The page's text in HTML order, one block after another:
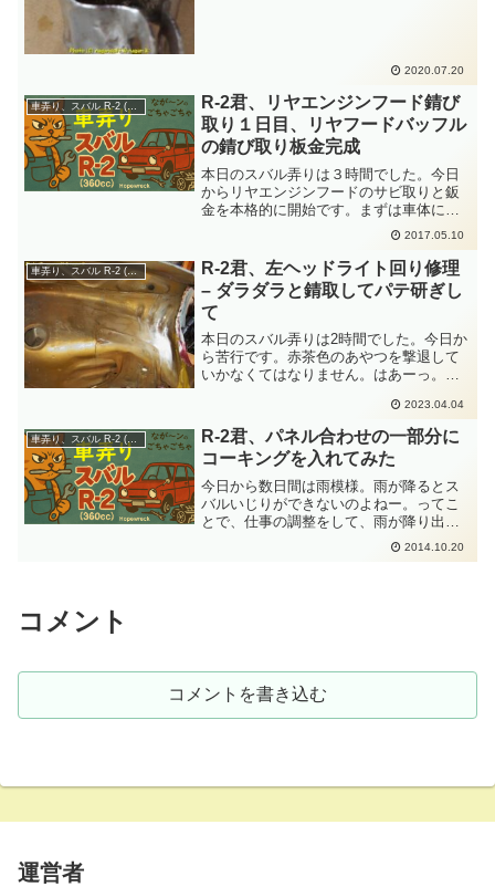
2020.07.20
R-2君、リヤエンジンフード錆び
取り１日目、リヤフードバッフル
の錆び取り板金完成
本日のスバル弄りは３時間でした。今日
からリヤエンジンフードのサビ取りと鈑
金を本格的に開始です。まずは車体に固
定するヒンジ部品を取り外します。その
ヒンジ部品が接していた部分の塗装肌が
あからさまにおかしいのです。リヤエン
ジンフードの表面はクリヤ...
2017.05.10
車弄り、スバル R-2 (360cc)
R-2君、左ヘッドライト回り修理
– ダラダラと錆取してパテ研ぎし
て
本日のスバル弄りは2時間でした。今日か
ら苦行です。赤茶色のあやつを撃退して
いかなくてはなりません。はあーっ。錆
す。この隙間に道具が入らないものだか
ら指先にサンドペーパーを巻き付けてス
コスコと撫でまくる作戦で...
2023.04.04
車弄り、スバル R-2 (360cc)
R-2君、パネル合わせの一部分に
コーキングを入れてみた
今日から数日間は雨模様。雨が降るとス
バルいじりができないのよねー。ってこ
とで、仕事の調整をして、雨が降り出す
前の午前中に１時間だけスバルいじりし
てきました。たった１時間でできること
2014.10.20
コメント
コメントを書き込む
運営者